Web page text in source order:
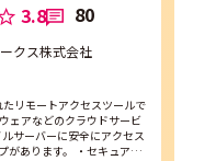
3.8 80
クス株式会社
リモートアクセスツールで
ェアなどのクラウドサービ
サーバーに安全にアクセス
。 ・セキュアブ